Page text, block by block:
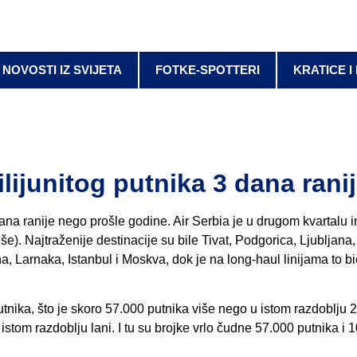
NOVOSTI IZ SVIJETA FOTKE-SPOTTERI KRATICE I
putnika 3 dana
ranije nego prošle godine. Air Serbia je u drugom kvartalu
Najtraženije destinacije su bile Tivat, Podgorica,
Larnaka, Istanbul i Moskva, dok je na long-haul linijama to
što je skoro 57.000 putnika više nego u istom razdoblju
razdoblju lani. I tu su brojke vrlo čudne 57.000 putnika i